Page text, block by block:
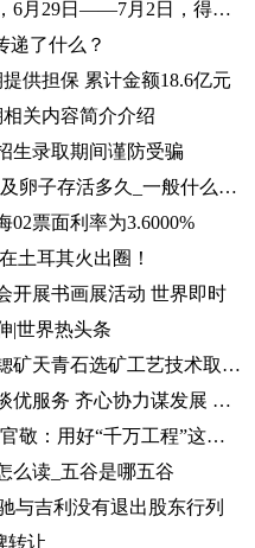
我州再发高森林草原火险预警，6月29日——7月2日，得荣县为黄色预警区域
递了什么？
供担保 累计金额18.6亿元
关内容简介介绍
生录取期间谨防受骗
今日播报!一般什么时候排卵以及卵子存活多久_一般什么时候排卵
02票面利率为3.6000%
土耳其火出圈！
开展书画展活动 世界即时
|世界热头条
焦点速读：金瑞矿业：大风山锶矿天青石选矿工艺技术取得重大进展
天津市河东区税务局：税企座谈优服务 齐心协力谋发展 全球微头条
天天时讯：理论周刊·新论丨段官敬：用好“千万工程”这个乡村振兴“金钥匙”
么读_五谷是哪五谷
与吉利没有退出股东行列
转让